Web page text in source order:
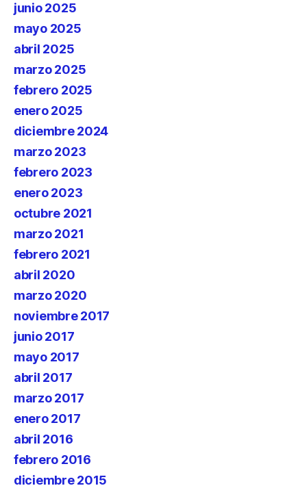
junio 2025
mayo 2025
abril 2025
marzo 2025
febrero 2025
enero 2025
diciembre 2024
marzo 2023
febrero 2023
enero 2023
octubre 2021
marzo 2021
febrero 2021
abril 2020
marzo 2020
noviembre 2017
junio 2017
mayo 2017
abril 2017
marzo 2017
enero 2017
abril 2016
febrero 2016
diciembre 2015